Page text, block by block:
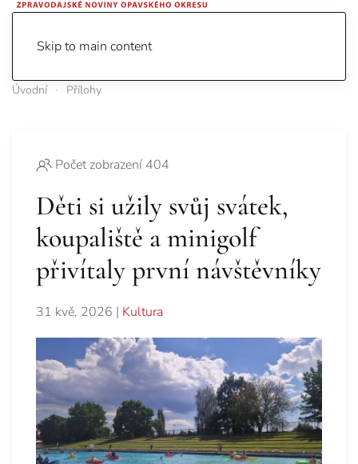
Skip to main content
Úvodní Přílohy
Počet zobrazení 404
Děti si užily svůj svátek,
koupaliště a minigolf
přivítaly první návštěvníky
31 kvě, 2026 | Kultura